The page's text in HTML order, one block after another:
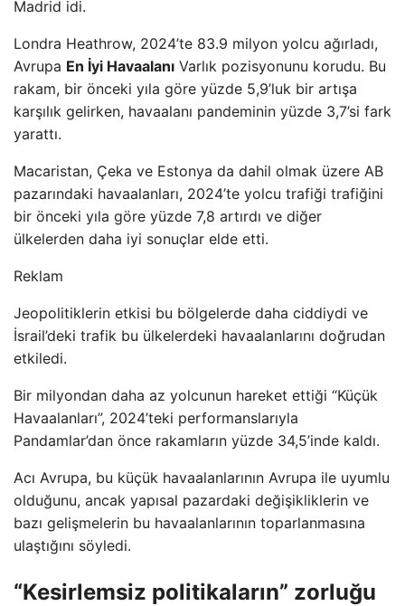
Madrid idi.
Londra Heathrow, 2024’te 83.9 milyon yolcu ağırladı,
Avrupa En İyi Havaalanı Varlık pozisyonunu korudu. Bu
rakam, bir önceki yıla göre yüzde 5,9’luk bir artışa
karşılık gelirken, havaalanı pandeminin yüzde 3,7’si fark
yarattı.
Macaristan, Çeka ve Estonya da dahil olmak üzere AB
pazarındaki havaalanları, 2024’te yolcu trafiği trafiğini
bir önceki yıla göre yüzde 7,8 artırdı ve diğer
ülkelerden daha iyi sonuçlar elde etti.
Reklam
Jeopolitiklerin etkisi bu bölgelerde daha ciddiydi ve
İsrail’deki trafik bu ülkelerdeki havaalanlarını doğrudan
etkiledi.
Bir milyondan daha az yolcunun hareket ettiği “Küçük
Havaalanları”, 2024’teki performanslarıyla
Pandamlar’dan önce rakamların yüzde 34,5’inde kaldı.
Acı Avrupa, bu küçük havaalanlarının Avrupa ile uyumlu
olduğunu, ancak yapısal pazardaki değişikliklerin ve
bazı gelişmelerin bu havaalanlarının toparlanmasına
ulaştığını söyledi.
“Kesirlemsiz politikaların” zorluğu